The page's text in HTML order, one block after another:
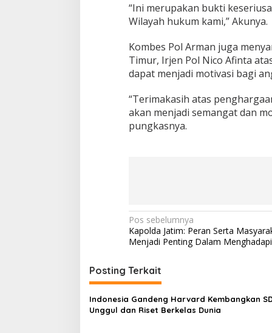
“Ini merupakan bukti
Wilayah hukum kami,” Akunya.
Kombes Pol Arman juga
Timur, Irjen Pol Nico Afinta
dapat menjadi motivasi bagi
“Terimakasih atas
akan menjadi semangat dan
pungkasnya.
N
a
i
g
a
Pos sebelumnya
Kapolda Jatim: Peran Serta
Menjadi Penting Dalam
Posting Terkait
Indonesia Gandeng Harvard Kembangkan
Unggul dan Riset Berkelas Dunia